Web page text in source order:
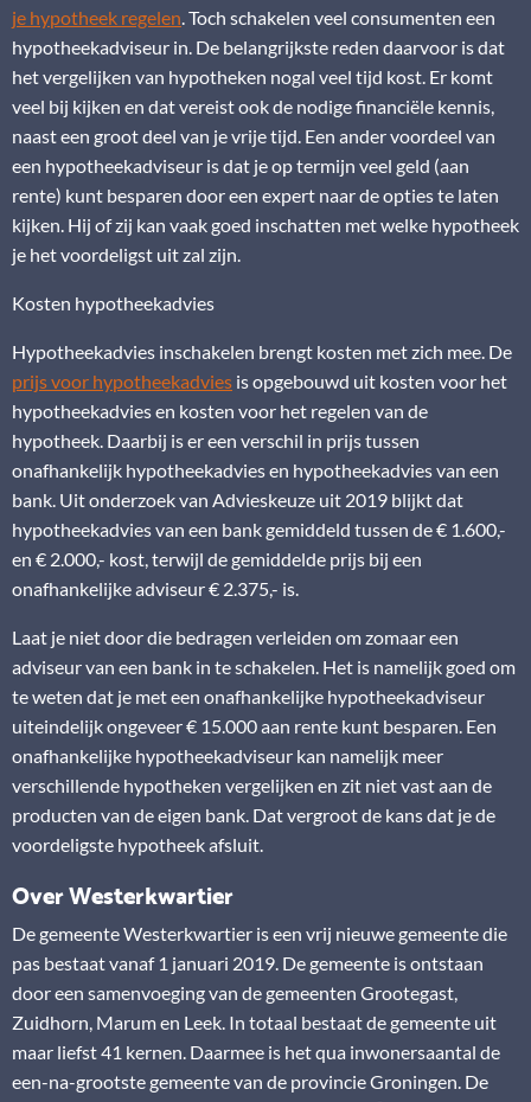
je hypotheek regelen . Toch schakelen veel consumenten een
hypotheekadviseur in. De belangrijkste reden daarvoor is dat
het vergelijken van hypotheken nogal veel tijd kost. Er komt
veel bij kijken en dat vereist ook de nodige financiële kennis,
naast een groot deel van je vrije tijd. Een ander voordeel van
een hypotheekadviseur is dat je op termijn veel geld (aan
rente) kunt besparen door een expert naar de opties te laten
kijken. Hij of zij kan vaak goed inschatten met welke hypotheek
je het voordeligst uit zal zijn.
Kosten hypotheekadvies
Hypotheekadvies inschakelen brengt kosten met zich mee. De
prijs voor hypotheekadvies is opgebouwd uit kosten voor het
hypotheekadvies en kosten voor het regelen van de
hypotheek. Daarbij is er een verschil in prijs tussen
onafhankelijk hypotheekadvies en hypotheekadvies van een
bank. Uit onderzoek van Advieskeuze uit 2019 blijkt dat
hypotheekadvies van een bank gemiddeld tussen de € 1.600,-
en € 2.000,- kost, terwijl de gemiddelde prijs bij een
onafhankelijke adviseur € 2.375,- is.
Laat je niet door die bedragen verleiden om zomaar een
adviseur van een bank in te schakelen. Het is namelijk goed om
te weten dat je met een onafhankelijke hypotheekadviseur
uiteindelijk ongeveer € 15.000 aan rente kunt besparen. Een
onafhankelijke hypotheekadviseur kan namelijk meer
verschillende hypotheken vergelijken en zit niet vast aan de
producten van de eigen bank. Dat vergroot de kans dat je de
voordeligste hypotheek afsluit.
Over Westerkwartier
De gemeente Westerkwartier is een vrij nieuwe gemeente die
pas bestaat vanaf 1 januari 2019. De gemeente is ontstaan
door een samenvoeging van de gemeenten Grootegast,
Zuidhorn, Marum en Leek. In totaal bestaat de gemeente uit
maar liefst 41 kernen. Daarmee is het qua inwonersaantal de
een-na-grootste gemeente van de provincie Groningen. De